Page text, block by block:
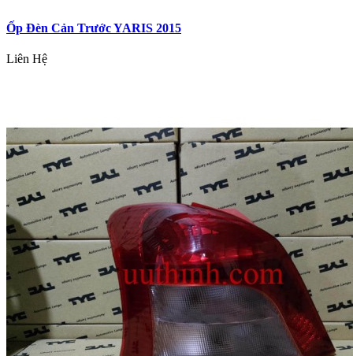
Ốp Đèn Cản Trước YARIS 2015
Liên Hệ